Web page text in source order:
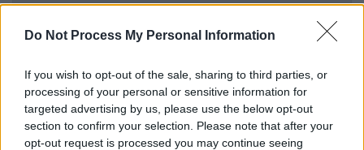
Do Not Process My Personal Information
If you wish to opt-out of the sale, sharing to third parties, or
processing of your personal or sensitive information for
targeted advertising by us, please use the below opt-out
section to confirm your selection. Please note that after your
opt-out request is processed you may continue seeing
Αθλητισμός 23.05.2025 22:19
Γιαννακόπουλος: «Όλοι κατώτεροι -
Φέτος αποτύχαμε, θα επανέλθουμε
πιο δυνατοί»